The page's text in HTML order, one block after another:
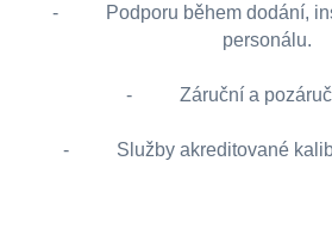
- Podporu během dodání,
personálu.
- Záruční a
- Služby akreditované